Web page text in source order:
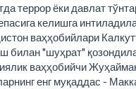
террор ёки давлат
келишга
ваҳҳобийлари
билан "шуҳрат"
ваҳҳобийчи
енг муқаддас -